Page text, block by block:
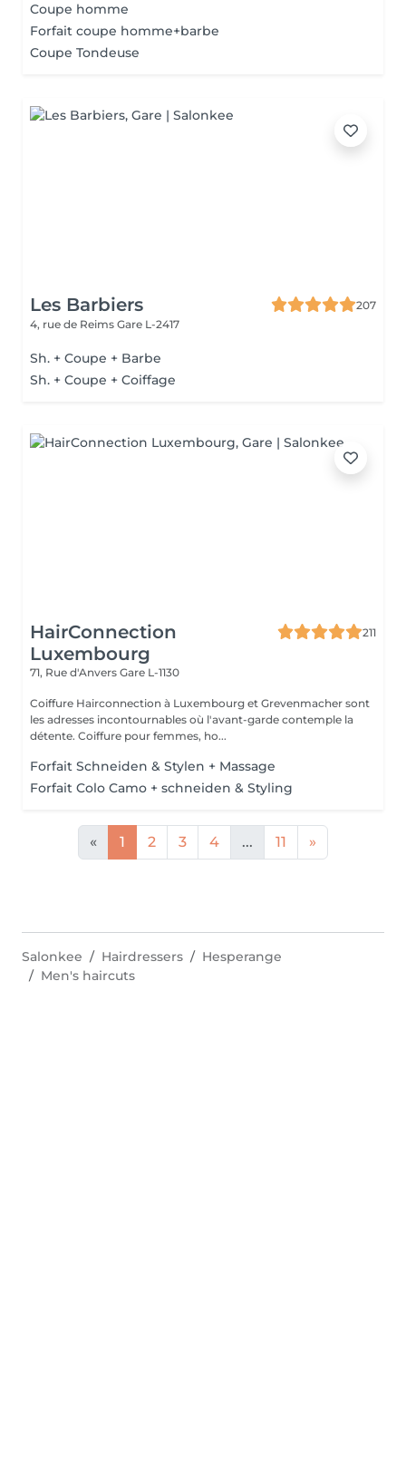
Coupe homme
Forfait coupe homme+barbe
Coupe Tondeuse
Les Barbiers
207
4, rue de Reims Gare L-2417
Sh. + Coupe + Barbe
Sh. + Coupe + Coiffage
HairConnection
Luxembourg
211
71, Rue d'Anvers Gare L-1130
Coiffure Hairconnection à Luxembourg et Grevenmacher sont
les adresses incontournables où l'avant-garde contemple la
détente. Coiffure pour femmes, ho...
Forfait Schneiden & Stylen + Massage
Forfait Colo Camo + schneiden & Styling
« 1 2 3 4 ... 11 »
Salonkee Hairdressers
Hesperange
Men's haircuts